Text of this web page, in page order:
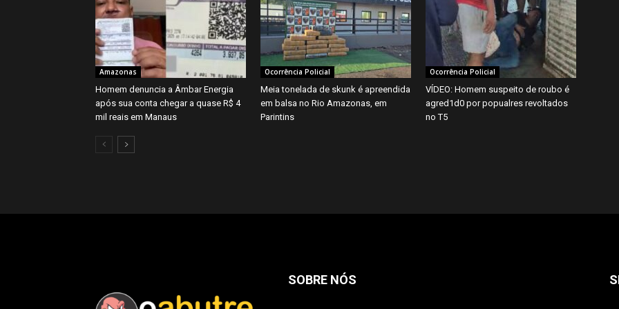
Amazonas
Homem denuncia a Âmbar Energia
após sua conta chegar a quase R$ 4
mil reais em Manaus
Ocorrência Policial
Meia tonelada de skunk é apreendida
em balsa no Rio Amazonas, em
Parintins
Ocorrência Policial
VÍDEO: Homem suspeito de roubo é
agred1d0 por popualres revoltados
no T5
SOBRE NÓS